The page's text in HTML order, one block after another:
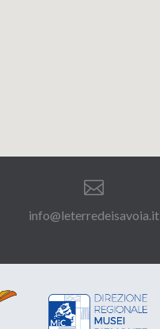

info@leterredeisavoia.it